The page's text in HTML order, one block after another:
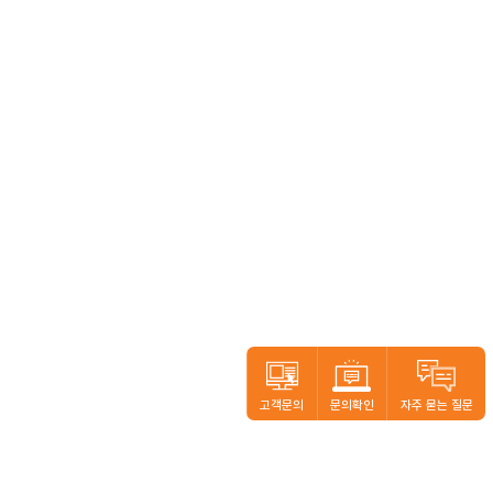
고객문의 문의확인 자주 묻는 질문